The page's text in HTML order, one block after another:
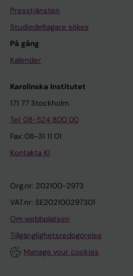
Presstjänsten
Studiedeltagare sökes
På gång
Kalender
Karolinska Institutet
171 77 Stockholm
Tel: 08-524 800 00
Fax: 08-31 11 01
Kontakta KI
Org.nr: 202100-2973
VAT.nr: SE202100297301
Om webbplatsen
Tillgänglighetsredogörelse
Manage your cookies